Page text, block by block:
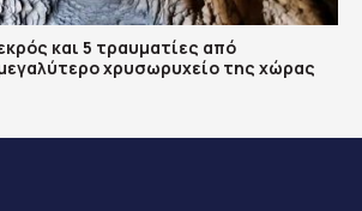
και 5 τραυματίες από
χρυσωρυχείο της χώρας